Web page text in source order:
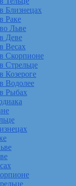
Близнецах
Раке
Льве
Деве
Весах
Скорпионе
Стрельце
Козероге
Водолее
Рыбах